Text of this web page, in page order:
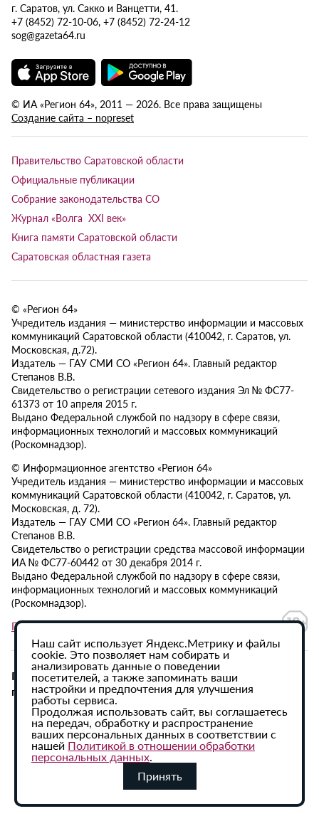
г. Саратов, ул. Сакко и Ванцетти, 41.
+7 (8452) 72-10-06, +7 (8452) 72-24-12
sog@gazeta64.ru
© ИА «Регион 64», 2011 — 2026. Все права защищены
Создание сайта – nopreset
Правительство Саратовской области
Официальные публикации
Собрание законодательства СО
Журнал «Волга XXI век»
Книга памяти Саратовской области
Саратовская областная газета
© «Регион 64»
Учредитель издания — министерство информации и массовых
коммуникаций Саратовской области (410042, г. Саратов, ул.
Московская, д.72).
Издатель — ГАУ СМИ СО «Регион 64». Главный редактор
Степанов В.В.
Свидетельство о регистрации сетевого издания Эл № ФС77-
61373 от 10 апреля 2015 г.
Выдано Федеральной службой по надзору в сфере связи,
информационных технологий и массовых коммуникаций
(Роскомнадзор).
© Информационное агентство «Регион 64»
Учредитель издания — министерство информации и массовых
коммуникаций Саратовской области (410042, г. Саратов, ул.
Московская, д. 72).
Издатель — ГАУ СМИ СО «Регион 64». Главный редактор
Степанов В.В.
Свидетельство о регистрации средства массовой информации
ИА № ФС77-60442 от 30 декабря 2014 г.
Выдано Федеральной службой по надзору в сфере связи,
информационных технологий и массовых коммуникаций
(Роскомнадзор).
Политика в отношении обработки персональных данных
При использовании материалов сайта активная
гиперссылка на ИА «Регион 64» обязательна.
Наш сайт использует Яндекс.Метрику и файлы
cookie. Это позволяет нам собирать и
анализировать данные о поведении
посетителей, а также запоминать ваши
настройки и предпочтения для улучшения
работы сервиса.
Продолжая использовать сайт, вы соглашаетесь
на передач, обработку и распространение
ваших персональных данных в соответствии с
нашей Политикой в отношении обработки
персональных данных.
Принять